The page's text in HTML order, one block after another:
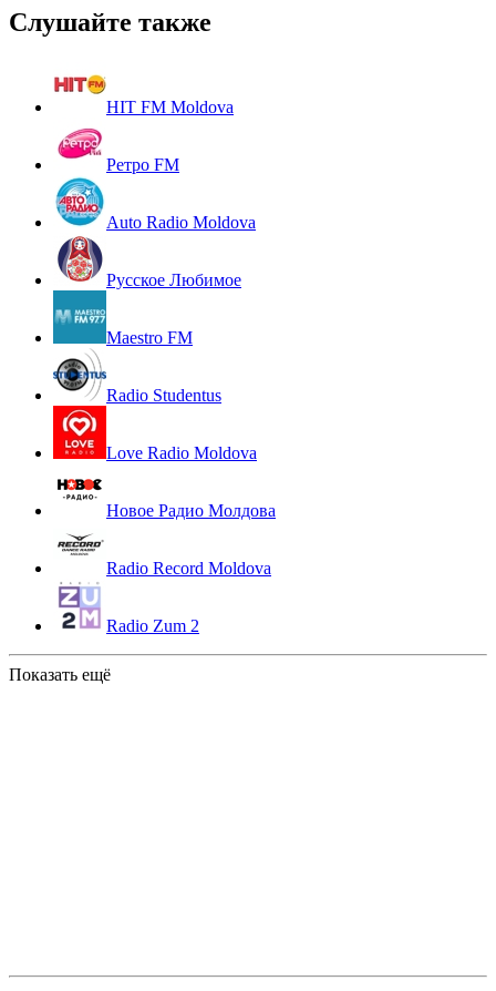
Слушайте также
HIT FM Moldova
Ретро FM
Auto Radio Moldova
Русское Любимое
Maestro FM
Radio Studentus
Love Radio Moldova
Новое Радио Молдова
Radio Record Moldova
Radio Zum 2
Показать ещё